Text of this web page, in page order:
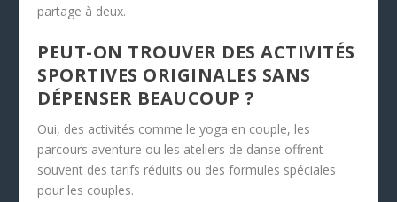
partage à deux.
PEUT-ON TROUVER DES ACTIVITÉS
SPORTIVES ORIGINALES SANS
DÉPENSER BEAUCOUP ?
Oui, des activités comme le yoga en couple, les
parcours aventure ou les ateliers de danse offrent
souvent des tarifs réduits ou des formules spéciales
pour les couples.